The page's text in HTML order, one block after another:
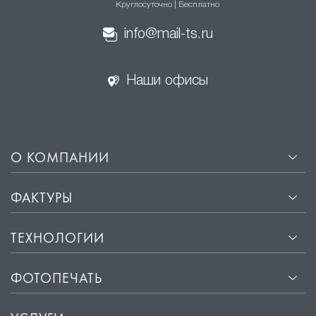
Скрытие недостатков основного потолка. Резные потолки
Долговечность. Резные
изготавливаются из высококачественных материалов,
которые не подвержены воздействию влаги и пыли. Это
обеспечивает сохранение первоначального вида на
Простота установки. Процесс монтажа резных натяжных
Круглосуточно | Бесплатно
info@mail-ts.ru
Наши офисы
О КОМПАНИИ
ФАКТУРЫ
ТЕХНОЛОГИИ
ФОТОПЕЧАТЬ